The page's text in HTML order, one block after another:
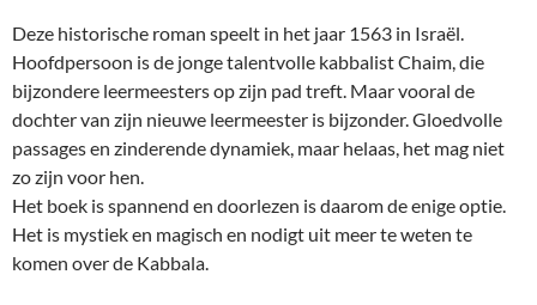
Deze historische roman speelt in het jaar 1563 in Israël.
Hoofdpersoon is de jonge talentvolle kabbalist Chaim, die
bijzondere leermeesters op zijn pad treft. Maar vooral de
dochter van zijn nieuwe leermeester is bijzonder. Gloedvolle
passages en zinderende dynamiek, maar helaas, het mag niet
zo zijn voor hen.
Het boek is spannend en doorlezen is daarom de enige optie.
Het is mystiek en magisch en nodigt uit meer te weten te
komen over de Kabbala.